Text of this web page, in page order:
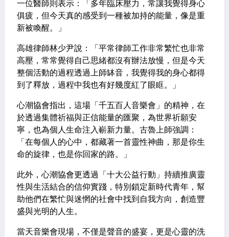
一位醫師則表示：「多年臨床壓力，常讓我覺得身心
俱疲，但今天真的感受到一種被加持的能量，像是重
新被喚醒。」
高雄律師林少尹說：「平常律師工作非常繁忙也非常
高壓，常常覺得自己思緒都沒有辦法放慢，但是今天
整個活動的過程透過上師缽音，我覺得我的身心都得
到了釋放，過程中我也有好幾度紅了眼眶。」
心潮協會指出，這場「千五百人音樂會」的精神，在
於透過集體祈福與正信能量的匯聚，為世界祈願安
寧，也為個人生命注入嶄新力量。古魯上師強調：
「在每個人的心中，都藏著一首靈性神曲，那是你生
命的旋律，也是你回家的路。」
此外，心潮協會更透過「十大公益行動」持續推廣靈
性與生活結合的信仰實踐，特別鎖定新時代青年，幫
助他們在繁忙與迷惘的社會中找到自我方向，創造豐
盛與光明的人生。
當天音樂會現場，不僅是聲音的盛宴，更是心靈的洗